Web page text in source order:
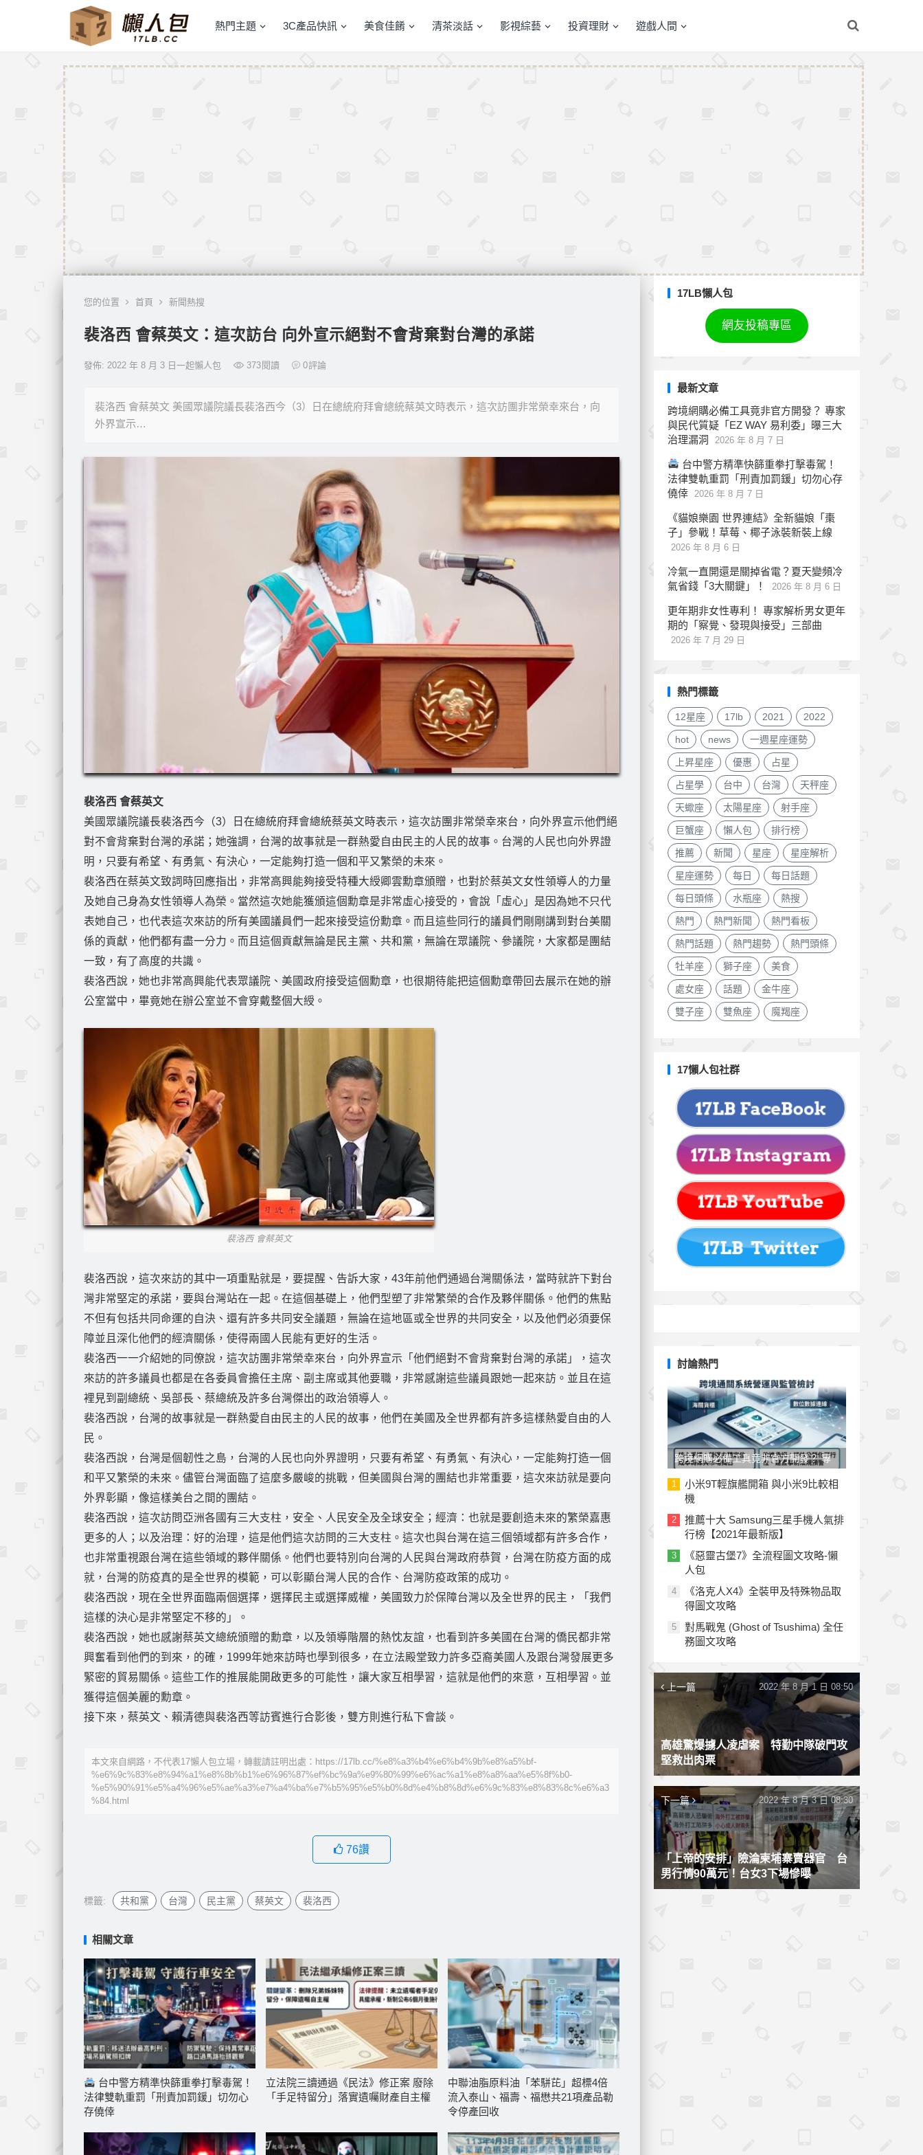
熱門主題 3C產品快訊 美食佳餚 清茶淡話 影視綜藝 投資理財 遊戲人間
您的位置 首頁 新聞熱搜
裴洛西 會蔡英文：這次訪台 向外宣示絕對不會背棄對台灣的承諾
發佈: 2022 年 8 月 3 日一起懶人包 373 閱讀 0評論
裴洛西 會蔡英文 美國眾議院議長裴洛西今（3）日在總統府拜會總統蔡英文時表示，這次訪團非常榮幸來台，向
外界宣示…
裴洛西 會蔡英文
美國眾議院議長裴洛西今（3）日在總統府拜會總統蔡英文時表示，這次訪團非常榮幸來台，向外界宣示他們絕
對不會背棄對台灣的承諾；她強調，台灣的故事就是一群熱愛自由民主的人民的故事。台灣的人民也向外界證
明，只要有希望、有勇氣、有決心，一定能夠打造一個和平又繁榮的未來。
裴洛西在蔡英文致詞時回應指出，非常高興能夠接受特種大綬卿雲勳章頒贈，也對於蔡英文女性領導人的力量
及她自己身為女性領導人為榮。當然這次她能獲頒這個勳章是非常虛心接受的，會說「虛心」是因為她不只代
表她自己，也代表這次來訪的所有美國議員們一起來接受這份勳章。而且這些同行的議員們剛剛講到對台美關
係的貢獻，他們都有盡一分力。而且這個貢獻無論是民主黨、共和黨，無論在眾議院、參議院，大家都是團結
一致，有了高度的共識。
裴洛西說，她也非常高興能代表眾議院、美國政府接受這個勳章，也很期待能把這個勳章帶回去展示在她的辦
公室當中，畢竟她在辦公室並不會穿戴整個大綬。
裴洛西 會蔡英文
裴洛西說，這次來訪的其中一項重點就是，要提醒、告訴大家，43年前他們通過台灣關係法，當時就許下對台
灣非常堅定的承諾，要與台灣站在一起。在這個基礎上，他們型塑了非常繁榮的合作及夥伴關係。他們的焦點
不但有包括共同命運的自決、還有許多共同安全議題，無論在這地區或全世界的共同安全，以及他們必須要保
障並且深化他們的經濟關係，使得兩國人民能有更好的生活。
裴洛西一一介紹她的同僚說，這次訪團非常榮幸來台，向外界宣示「他們絕對不會背棄對台灣的承諾」，這次
來訪的許多議員也都是在各委員會擔任主席、副主席或其他要職，非常感謝這些議員跟她一起來訪。並且在這
裡見到副總統、吳部長、蔡總統及許多台灣傑出的政治領導人。
裴洛西說，台灣的故事就是一群熱愛自由民主的人民的故事，他們在美國及全世界都有許多這樣熱愛自由的人
民。
裴洛西說，台灣是個韌性之島，台灣的人民也向外界證明，只要有希望、有勇氣、有決心，一定能夠打造一個
和平又繁榮的未來。儘管台灣面臨了這麼多嚴峻的挑戰，但美國與台灣的團結也非常重要，這次來訪就是要向
外界彰顯，像這樣美台之間的團結。
裴洛西說，這次訪問亞洲各國有三大支柱，安全、人民安全及全球安全；經濟：也就是要創造未來的繁榮嘉惠
更多的人；以及治理：好的治理，這是他們這次訪問的三大支柱。這次也與台灣在這三個領域都有許多合作，
也非常重視跟台灣在這些領域的夥伴關係。他們也要特別向台灣的人民與台灣政府恭賀，台灣在防疫方面的成
就，台灣的防疫真的是全世界的模範，可以彰顯台灣人民的合作、台灣防疫政策的成功。
裴洛西說，現在全世界面臨兩個選擇，選擇民主或選擇威權，美國致力於保障台灣以及全世界的民主，「我們
這樣的決心是非常堅定不移的」。
裴洛西說，她也感謝蔡英文總統頒贈的勳章，以及領導階層的熱忱友誼，也看到許多美國在台灣的僑民都非常
興奮看到他們的到來，的確，1999年她來訪時也學到很多，在立法殿堂致力許多亞裔美國人及跟台灣發展更多
緊密的貿易關係。這些工作的推展能開啟更多的可能性，讓大家互相學習，這就是他們的來意，互相學習。並
獲得這個美麗的勳章。
接下來，蔡英文、賴清德與裴洛西等訪賓進行合影後，雙方則進行私下會談。
本文來自網路，不代表17懶人包立場，轉載請註明出處：https://17lb.cc/%e8%a3%b4%e6%b4%9b%e8%a5%bf-
%e6%9c%83%e8%94%a1%e8%8b%b1%e6%96%87%ef%bc%9a%e9%80%99%e6%ac%a1%e8%a8%aa%e5%8f%b0-
%e5%90%91%e5%a4%96%e5%ae%a3%e7%a4%ba%e7%b5%95%e5%b0%8d%e4%b8%8d%e6%9c%83%e8%83%8c%e6%a3
%84.html
76讚
標籤: 共和黨 台灣 民主黨 蔡英文 裴洛西
相關文章
台中警方精準快篩重拳打擊毒駕！
法律雙軌重罰「刑責加罰鍰」切勿心
存僥倖
立法院三讀通過《民法》修正案 廢除
「手足特留分」落實遺囑財產自主權
中聯油脂原料油「苯駢芘」超標4倍
流入泰山、福壽、福懋共21項產品勒
令停產回收
17LB懶人包
網友投稿專區
最新文章
跨境網購必備工具竟非官方開發？ 專家
與民代質疑「EZ WAY 易利委」曝三大
治理漏洞
2026 年 8 月 7 日
台中警方精準快篩重拳打擊毒駕！
法律雙軌重罰「刑責加罰鍰」切勿心存
僥倖
2026 年 8 月 7 日
《貓娘樂園 世界連結》全新貓娘「棗
子」參戰！草莓、椰子泳裝新裝上線
2026 年 8 月 6 日
冷氣一直開還是關掉省電？夏天變頻冷
氣省錢「3大關鍵」！
2026 年 8 月 6 日
更年期非女性專利！ 專家解析男女更年
期的「察覺、發現與接受」三部曲
2026 年 7 月 29 日
熱門標籤
12星座 17lb 2021 2022
hot news 一週星座運勢
上昇星座 優惠 占星
占星學 台中 台灣 天秤座
天蠍座 太陽星座 射手座
巨蟹座 懶人包 排行榜
推薦 新聞 星座 星座解析
星座運勢 每日 每日話題
每日頭條 水瓶座 熱搜
熱門 熱門新聞 熱門看板
熱門話題 熱門趨勢 熱門頭條
牡羊座 獅子座 美食
處女座 話題 金牛座
雙子座 雙魚座 魔羯座
17懶人包社群
討論熱門
跨境網購必備工具竟非官方開發？ 專
家與民代質疑「EZ WAY 易利委」曝三
大治理漏洞
1
小米9T輕旗艦開箱 與小米9比較相
機
2
推薦十大 Samsung三星手機人氣排
行榜【2021年最新版】
3
《惡靈古堡7》全流程圖文攻略-懶
人包
4
《洛克人X4》全裝甲及特殊物品取
得圖文攻略
5
對馬戰鬼 (Ghost of Tsushima) 全任
務圖文攻略
上一篇
高雄驚爆擄人凌虐案 特勤中隊破門攻
堅救出肉票
2022 年 8 月 1 日 08:50
下一篇
「上帝的安排」險淪柬埔寨賣器官 台
男行情90萬元！台女3下場慘曝
2022 年 8 月 3 日 08:30